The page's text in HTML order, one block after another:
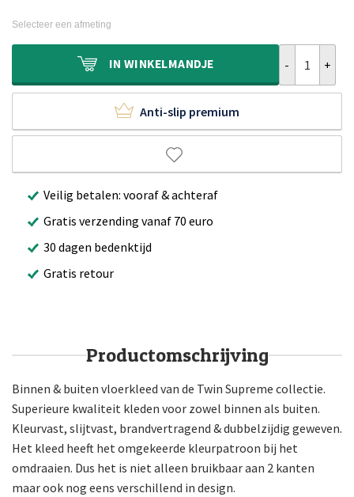
Selecteer een afmeting
IN WINKELMANDJE
Anti-slip premium
Veilig betalen: vooraf & achteraf
Gratis verzending vanaf 70 euro
30 dagen bedenktijd
Gratis retour
Productomschrijving
Binnen & buiten vloerkleed van de Twin Supreme collectie.
Superieure kwaliteit kleden voor zowel binnen als buiten.
Kleurvast, slijtvast, brandvertragend & dubbelzijdig geweven.
Het kleed heeft het omgekeerde kleurpatroon bij het
omdraaien. Dus het is niet alleen bruikbaar aan 2 kanten
maar ook nog eens verschillend in design.